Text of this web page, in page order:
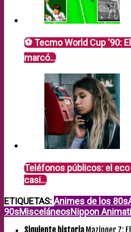
⚽ Tecmo World Cup '90:
marcó…
Teléfonos públicos: el
casi…
ETIQUETAS:Animes de los 80s
90sMisceláneosNippon
Siguiente historia Mazinger Z: